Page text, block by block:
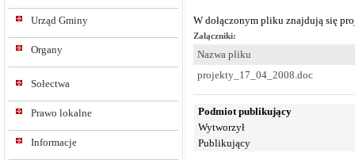
Urząd Gminy
Organy
Sołectwa
Prawo lokalne
Informacje
W dołączonym pliku znajdują się
Załączniki:
Nazwa pliku
projekty_17_04_2008.doc
Podmiot publikujący
Wytworzył
Publikujący